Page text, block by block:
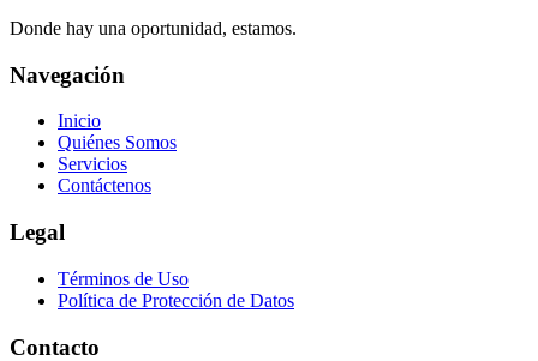
Donde hay una oportunidad, estamos.
Navegación
Inicio
Quiénes Somos
Servicios
Contáctenos
Legal
Términos de Uso
Política de Protección de Datos
Contacto